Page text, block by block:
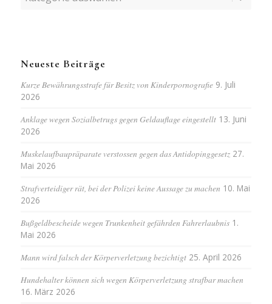
Neueste Beiträge
Kurze Bewährungsstrafe für Besitz von Kinderpornografie 9. Juli
2026
Anklage wegen Sozialbetrugs gegen Geldauflage eingestellt 13. Juni
2026
Muskelaufbaupräparate verstossen gegen das Antidopinggesetz 27.
Mai 2026
Strafverteidiger rät, bei der Polizei keine Aussage zu machen 10. Mai
2026
Bußgeldbescheide wegen Trunkenheit gefährden Fahrerlaubnis 1.
Mai 2026
Mann wird falsch der Körperverletzung bezichtigt 25. April 2026
Hundehalter können sich wegen Körperverletzung strafbar machen
16. März 2026